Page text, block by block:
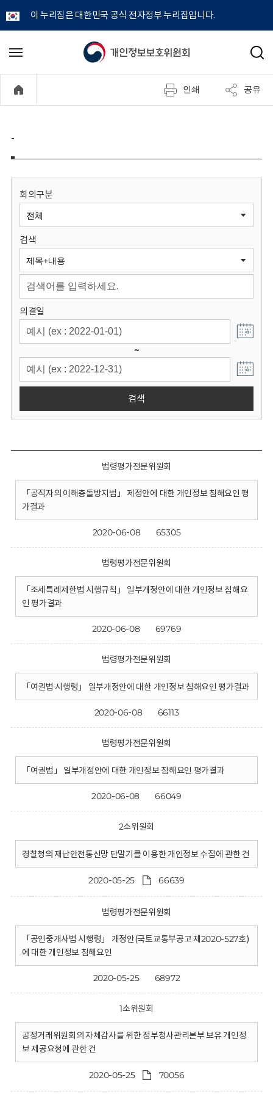
이 누리집은 대한민국 공식 전자정부 누리집입니다.
개
정
보
원
회
메
기
검
인쇄 공유
-
회의구분
검색
의결일
~
검색
법령평가전문위원회
「공직자의 이해충돌방지법」 제정안에 대한 개인정보 침해요인 평
가결과
2020-06-08 65305
법령평가전문위원회
「조세특례제한법 시행규칙」 일부개정안에 대한 개인정보 침해요
인 평가결과
2020-06-08 69769
법령평가전문위원회
「여권법 시행령」 일부개정안에 대한 개인정보 침해요인 평가결과
2020-06-08 66113
법령평가전문위원회
「여권법」 일부개정안에 대한 개인정보 침해요인 평가결과
2020-06-08 66049
2소위원회
경찰청의 재난안전통신망 단말기를 이용한 개인정보 수집에 관한 건
2020-05-25 66639
법령평가전문위원회
「공인중개사법 시행령」 개정안(국토교통부공고 제2020-527호)
에 대한 개인정보 침해요인
2020-05-25 68972
1소위원회
공정거래위원회의 자체감사를 위한 정부청사관리본부 보유 개인정
보 제공요청에 관한 건
2020-05-25 70056